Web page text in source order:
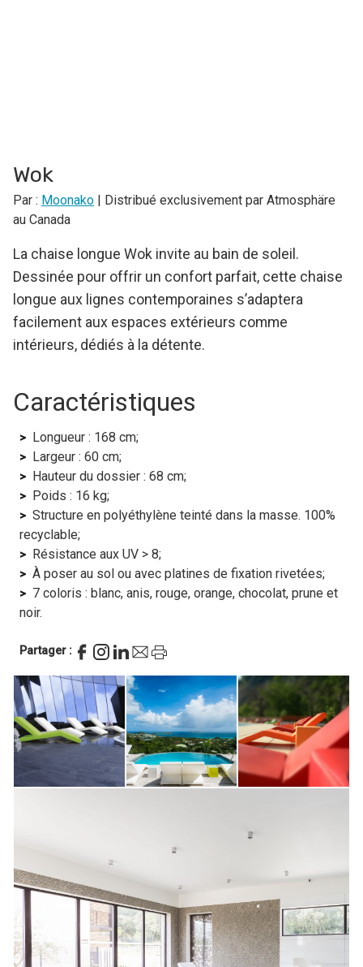
Wok
Par : Moonako | Distribué exclusivement par Atmosphäre
au Canada
La chaise longue Wok invite au bain de soleil.
Dessinée pour offrir un confort parfait, cette chaise
longue aux lignes contemporaines s’adaptera
facilement aux espaces extérieurs comme
intérieurs, dédiés à la détente.
Caractéristiques
Longueur : 168 cm;
Largeur : 60 cm;
Hauteur du dossier : 68 cm;
Poids : 16 kg;
Structure en polyéthylène teinté dans la masse. 100%
recyclable;
Résistance aux UV > 8;
À poser au sol ou avec platines de fixation rivetées;
7 coloris : blanc, anis, rouge, orange, chocolat, prune et
noir.
Partager :